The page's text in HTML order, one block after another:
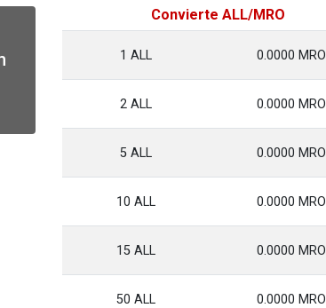
Convierte ALL/MRO
1 ALL 0.0000 MRO
2 ALL 0.0000 MRO
5 ALL 0.0000 MRO
10 ALL 0.0000 MRO
15 ALL 0.0000 MRO
50 ALL 0.0000 MRO